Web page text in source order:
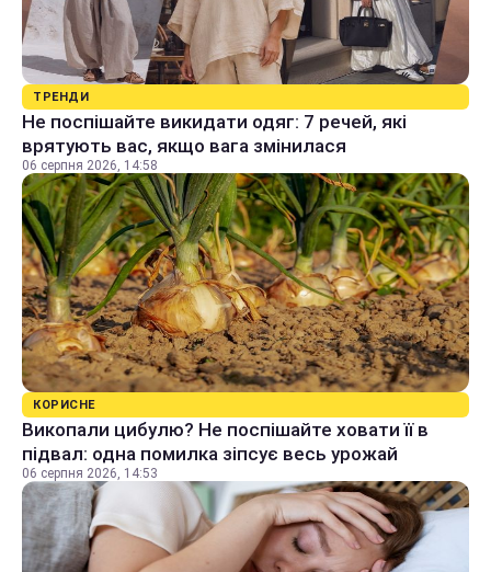
ТРЕНДИ
Не поспішайте викидати одяг: 7 речей, які
врятують вас, якщо вага змінилася
06 серпня 2026, 14:58
КОРИСНЕ
Викопали цибулю? Не поспішайте ховати її в
підвал: одна помилка зіпсує весь урожай
06 серпня 2026, 14:53